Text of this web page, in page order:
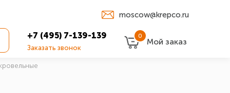
moscow@krepco.ru
+7 (495) 7-139-139
Заказать звонок
0
Мой заказ